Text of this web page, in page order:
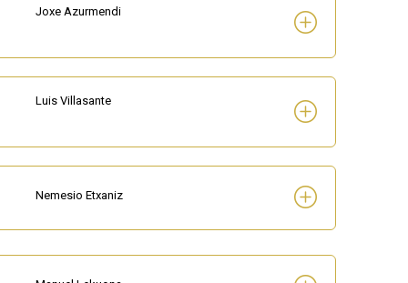
Joxe Azurmendi
Luis Villasante
Nemesio Etxaniz